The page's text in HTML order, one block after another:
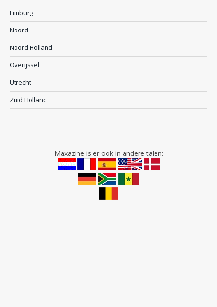
Limburg
Noord
Noord Holland
Overijssel
Utrecht
Zuid Holland
Maxazine is er ook in andere talen: